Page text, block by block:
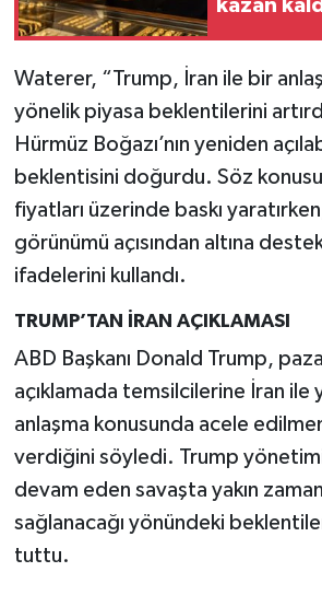
kazan
Waterer, “Trump, İran ile bir
yönelik piyasa beklentilerini
Hürmüz Boğazı’nın yeniden
beklentisini doğurdu. Söz
fiyatları üzerinde baskı
görünümü açısından altına
ifadelerini kullandı.
TRUMP’TAN İRAN AÇIKLAMASI
ABD Başkanı Donald Trump,
açıklamada temsilcilerine İran ile
anlaşma konusunda acele
verdiğini söyledi. Trump
devam eden savaşta yakın
sağlanacağı yönündeki
tuttu.